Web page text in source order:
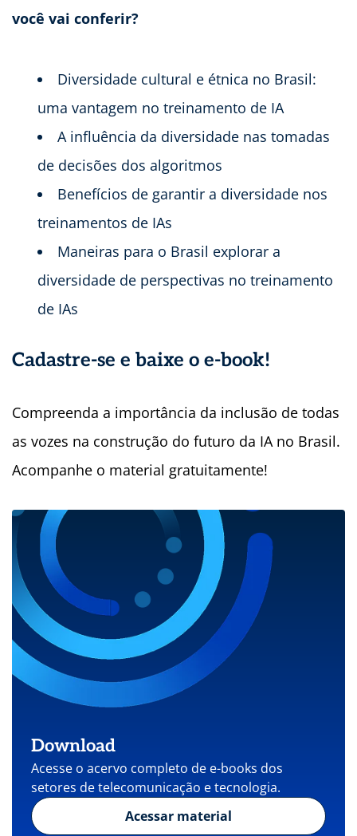
você vai conferir?
Diversidade cultural e étnica no Brasil:
uma vantagem no treinamento de IA
A influência da diversidade nas tomadas
de decisões dos algoritmos
Benefícios de garantir a diversidade nos
treinamentos de IAs
Maneiras para o Brasil explorar a
diversidade de perspectivas no treinamento
de IAs
Cadastre-se e baixe o e-book!
Compreenda a importância da inclusão de todas
as vozes na construção do futuro da IA no Brasil.
Acompanhe o material gratuitamente!
Download
Acesse o acervo completo de e-books dos
setores de telecomunicação e tecnologia.
Acessar material